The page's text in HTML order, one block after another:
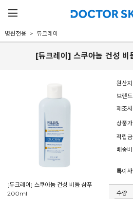
병원전용 듀크레이
[듀크레이] 스쿠아놈 건성
[듀크레이] 스쿠아놈 건성 비듬 샴푸
200ml
원산지
브랜드
제조사
상품가
적립금
배송비
특이
수량